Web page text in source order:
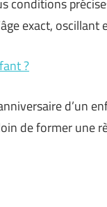
conditions
exact,
?
d’un
de former une